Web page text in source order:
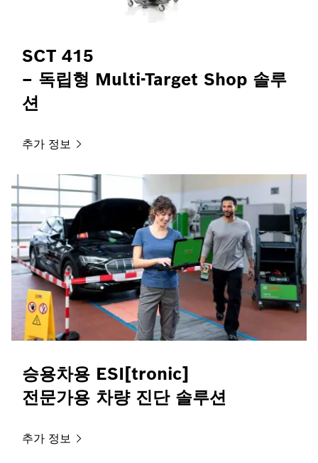
SCT 415
– 독립형 Multi-Target Shop 솔루
션
추가 정보
승용차용 ESI[tronic]
전문가용 차량 진단 솔루션
추가 정보